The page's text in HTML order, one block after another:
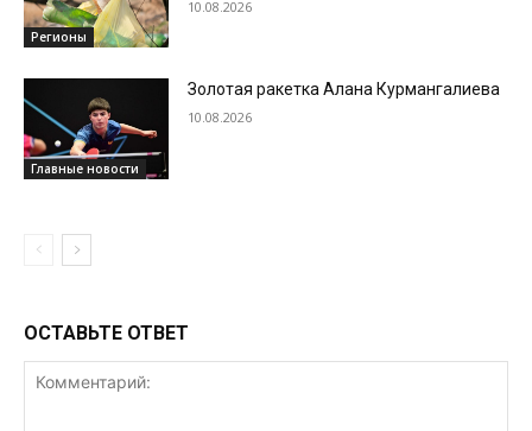
Регионы
10.08.2026
Главные новости
Золотая ракетка Алана Курмангалиева
10.08.2026
ОСТАВЬТЕ ОТВЕТ